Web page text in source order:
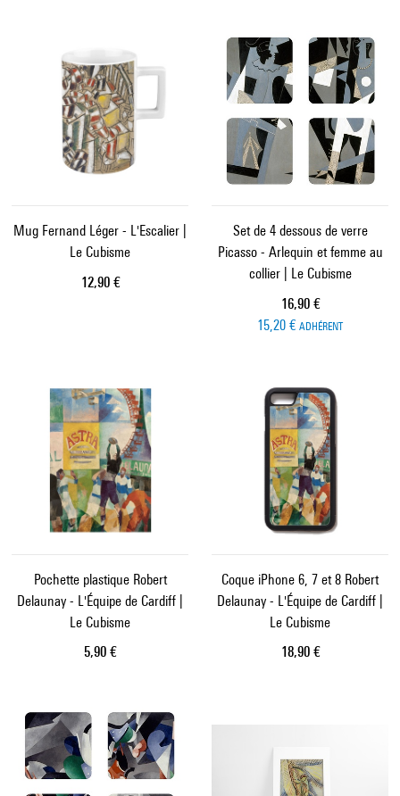
Mug Fernand Léger - L'Escalier |
Le Cubisme
Prix ​​actuel
12,90 €
Set de 4 dessous de verre
Picasso - Arlequin et femme au
collier | Le Cubisme
Prix ​​actuel
16,90 €
15,20 € ADHÉRENT
Pochette plastique Robert
Delaunay - L'Équipe de Cardiff |
Le Cubisme
Prix ​​actuel
5,90 €
Coque iPhone 6, 7 et 8 Robert
Delaunay - L'Équipe de Cardiff |
Le Cubisme
Prix ​​actuel
18,90 €